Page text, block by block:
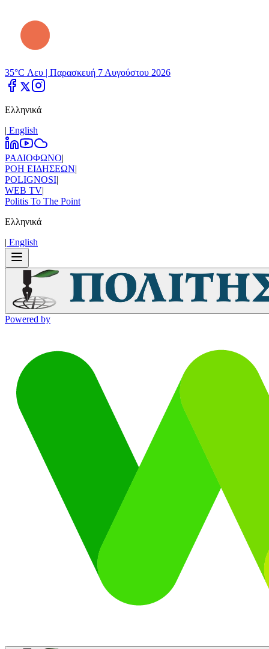
35°C Λευ | Παρασκευή 7 Αυγούστου 2026
Ελληνικά
| Εnglish
ΡΑΔΙΟΦΩΝΟ|
ΡΟΗ ΕΙΔΗΣΕΩΝ|
POLIGNOSI|
WEB TV|
Politis To The Point
Ελληνικά
| Εnglish
Powered by